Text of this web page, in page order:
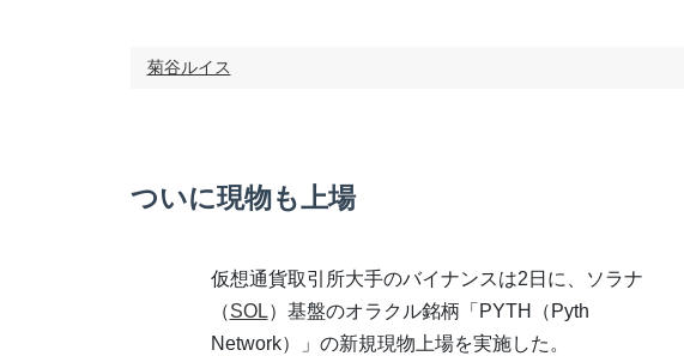
菊谷ルイス
ついに現物も上場
仮想通貨取引所大手のバイナンスは2日に、ソラナ
（SOL）基盤のオラクル銘柄「PYTH（Pyth
Network）」の新規現物上場を実施した。